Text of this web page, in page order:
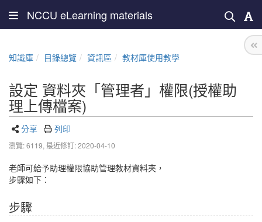
NCCU eLearning materials
知識庫 目錄總覽 資訊區 教材庫使用教學
設定 資料夾「管理者」權限(授權助
理上傳檔案)
分享 列印
瀏覽: 6119, 最近修訂: 2020-04-10
老師可給予助理權限協助管理教材資料夾，
步驟如下：
步驟